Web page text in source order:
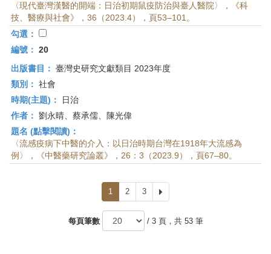
〈現代臺灣漢醫的開端：日治初期鼠疫防治與臺人醫院〉，《科
技、醫療與社會》，36（2023.4），頁53–101。
勾選：
編號： 20
出版書目： 臺灣史研究文獻類目 2023年度
類別： 社會
時期(主題)：
日治
作者： 劉永晴、蔡承儒、陳光偉
題名 (點擊閱讀)：
〈流感疫病下中醫的介入：以日治時期台灣在1918年大流感為
例〉，《中醫藥研究論叢》，26：3（2023.9），頁67–80。
1 2 3
一
每頁筆數
/ 3 頁，共 53 筆